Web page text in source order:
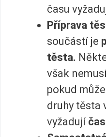
času
Příprava
součástí je
těsta.
však
pokud
druhy těsta
vyžadují